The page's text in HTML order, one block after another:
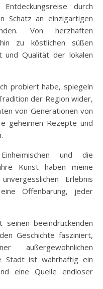
durch
Schatz an einzigartigen
Von herzhaften
zu köstlichen süßen
und Qualität der lokalen
probiert habe, spiegeln
der Region wider,
von Generationen von
geheimen Rezepte und
und die
Kunst haben meine
Erlebnis
Offenbarung, jeder
beeindruckenden
Geschichte fasziniert,
Stadt ist wahrhaftig ein
eine Quelle endloser